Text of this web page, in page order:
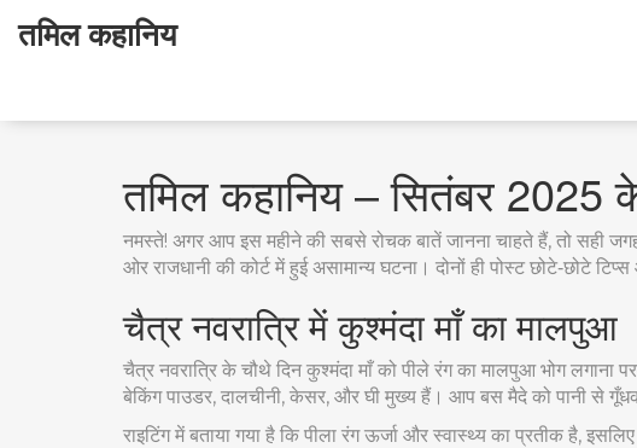
तमिल कहानिय
तमिल कहानिय – सितंबर 2025
नमस्ते! अगर आप इस महीने की सबसे रोचक बातें जानना चाहते हैं, तो सही
ओर राजधानी की कोर्ट में हुई असामान्य घटना। दोनों ही पोस्ट छोटे‑छोटे
चैत्र नवरात्रि में कुश्मंदा माँ का मालपुआ
चैत्र नवरात्रि के चौथे दिन कुश्मंदा माँ को पीले रंग का मालपुआ भोग लगाना
बेकिंग पाउडर, दालचीनी, केसर, और घी मुख्य हैं। आप बस मैदे को पानी से
राइटिंग में बताया गया है कि पीला रंग ऊर्जा और स्वास्थ्य का प्रतीक है,